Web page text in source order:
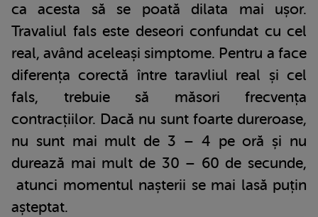
ca acesta să se poată dilata mai ușor.
Travaliul fals este deseori confundat cu cel
real, având aceleași simptome. Pentru a face
diferența corectă între taravliul real și cel
fals, trebuie să măsori frecvența
contracțiilor. Dacă nu sunt foarte dureroase,
nu sunt mai mult de 3 – 4 pe oră și nu
durează mai mult de 30 – 60 de secunde,
atunci momentul nașterii se mai lasă puțin
așteptat.